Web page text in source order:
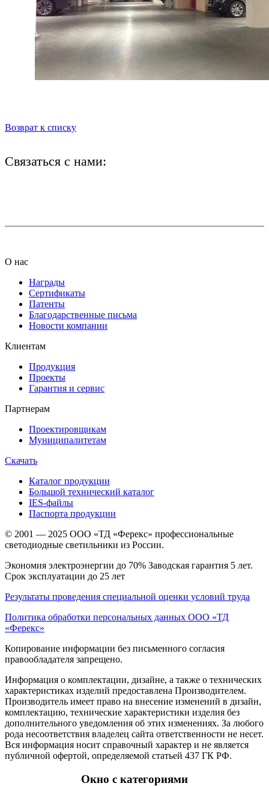
Возврат к списку
Связаться с нами:
О нас
Награды
Сертификаты
Патенты
Благодарственные письма
Новости компании
Клиентам
Продукция
Проекты
Гарантия и сервис
Партнерам
Проектировщикам
Муниципалитетам
Скачать
Каталог продукции
Большой технический каталог
IES-файлы
Паспорта продукции
© 2001 — 2025 ООО «ТД «Ферекс» профессиональные
светодиодные светильники из России.
Экономия электроэнергии до 70% Заводская гарантия 5 лет.
Срок эксплуатации до 25 лет
Результаты проведения специальной оценки условий труда
Политика обработки персональных данных ООО «ТД
«Ферекс»
Копирование информации без письменного согласия
правообладателя запрещено.
Информация о комплектации, дизайне, а также о технических
характеристиках изделий предоставлена Производителем.
Производитель имеет право на внесение изменений в дизайн,
комплектацию, технические характеристики изделия без
дополнительного уведомления об этих изменениях. За любого
рода несоответствия владелец сайта ответственности не несет.
Вся информация носит справочный характер и не является
публичной офертой, определяемой статьей 437 ГК РФ.
Окно с категориями